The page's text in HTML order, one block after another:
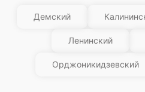
Демский
Ленинский
Орджоникидзевский